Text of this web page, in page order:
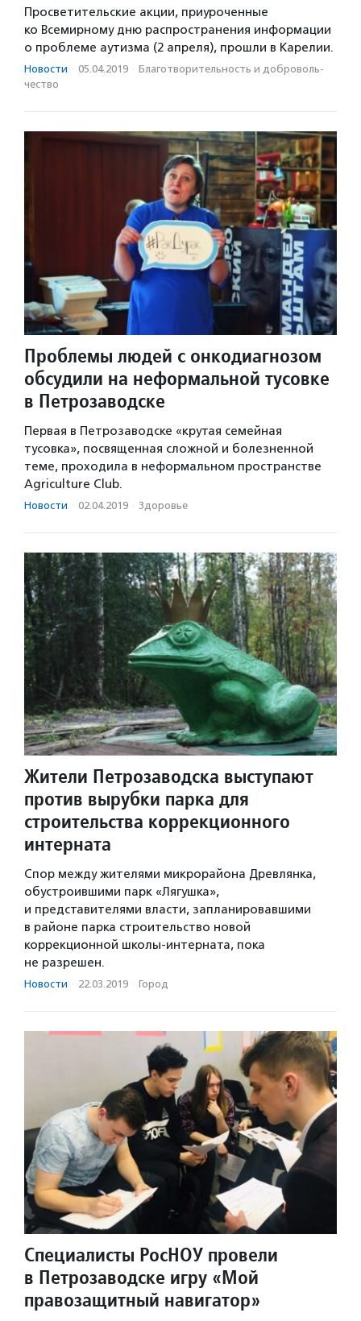
Просветительские акции, приуроченные
ко Всемирному дню распространения информации
о проблеме аутизма (2 апреля), прошли в Карелии.
Новости · 05.04.2019 · Благотвори­тель­ность и доброволь­
чест­во
Проблемы людей с онкодиагнозом
обсудили на неформальной тусовке
в Петрозаводске
Первая в Петрозаводске «крутая семейная
тусовка», посвященная сложной и болезненной
теме, проходила в неформальном пространстве
Agriculture Club.
Новости · 02.04.2019 · Здоровье
Жители Петрозаводска выступают
против вырубки парка для
строительства коррекционного
интерната
Спор между жителями микрорайона Древлянка,
обустроившими парк «Лягушка»,
и представителями власти, запланировавшими
в районе парка строительство новой
коррекционной школы-интерната, пока
не разрешен.
Новости · 22.03.2019 · Город
Специалисты РосНОУ провели
в Петрозаводске игру «Мой
правозащитный навигатор»